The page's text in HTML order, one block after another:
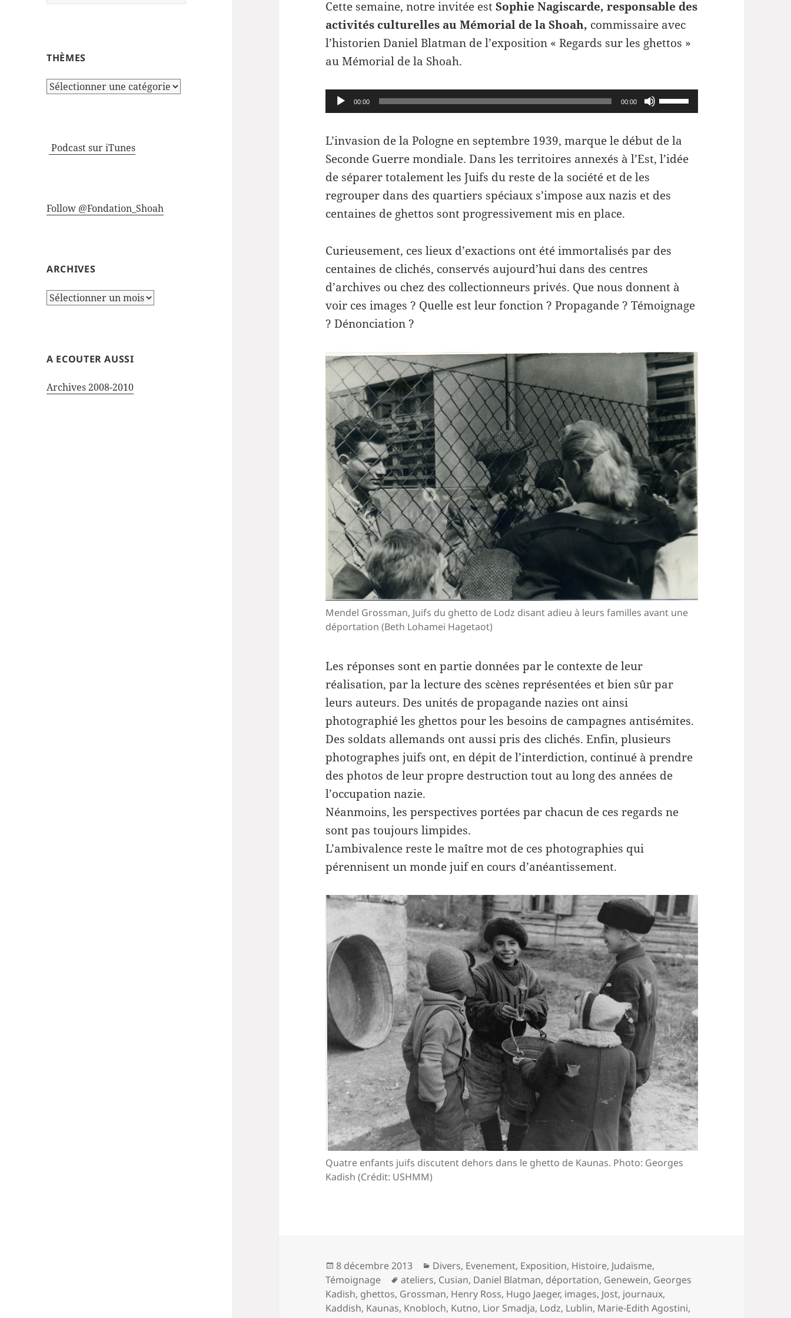
THÈMES
Thèmes
Podcast sur iTunes
Follow @Fondation_Shoah
ARCHIVES
Archives
A ECOUTER AUSSI
Archives 2008-2010
Cette semaine, notre invitée estSophie Nagiscarde, responsable des
activités culturelles au Mémorial de la Shoah, commissaire avec
l’historien Daniel Blatman de l’exposition « Regards sur les ghettos »
au Mémorial de la Shoah.
Lecteur
audio
00:00 00:00
Utilisez
les
flèches
haut/bas
augmenter
le
L’invasion de la Pologne en septembre 1939, marque le début de la
Seconde Guerre mondiale. Dans les territoires annexés à l’Est, l’idée
de séparer totalement les Juifs du reste de la société et de les
regrouper dans des quartiers spéciaux s’impose aux nazis et des
centaines de ghettos sont progressivement mis en place.
Curieusement, ces lieux d’exactions ont été immortalisés par des
centaines de clichés, conservés aujourd’hui dans des centres
d’archives ou chez des collectionneurs privés. Que nous donnent à
voir ces images ? Quelle est leur fonction ? Propagande ? Témoignage
? Dénonciation ?
Mendel Grossman, Juifs du ghetto de Lodz disant adieu à leurs familles avant une
déportation (Beth Lohamei Hagetaot)
Les réponses sont en partie données par le contexte de leur
réalisation, par la lecture des scènes représentées et bien sûr par
leurs auteurs. Des unités de propagande nazies ont ainsi
photographié les ghettos pour les besoins de campagnes antisémites.
Des soldats allemands ont aussi pris des clichés. Enfin, plusieurs
photographes juifs ont, en dépit de l’interdiction, continué à prendre
des photos de leur propre destruction tout au long des années de
l’occupation nazie.
Néanmoins, les perspectives portées par chacun de ces regards ne
sont pas toujours limpides.
L’ambivalence reste le maître mot de ces photographies qui
pérennisent un monde juif en cours d’anéantissement.
Quatre enfants juifs discutent dehors dans le ghetto de Kaunas. Photo: Georges
Kadish (Crédit: USHMM)
Publié
le
8 décembre 2013 Catégories
Divers, Evenement, Exposition, Histoire, Judaïsme,
Témoignage
Mots-
clés
ateliers, Cusian, Daniel Blatman, déportation, Genewein, Georges
Kadish, ghettos, Grossman, Henry Ross, Hugo Jaeger, images, Jost, journaux,
Kaddish, Kaunas, Knobloch, Kutno, Lior Smadja, Lodz, Lublin, Marie-Edith Agostini,